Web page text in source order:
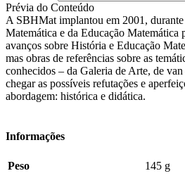
Prévia do Conteúdo
A SBHMat implantou em 2001,
Matemática e da Educação Matemática
avanços sobre História e Educação
mas obras de referências sobre as
conhecidos – da Galeria de Arte, de
chegar as possíveis refutações e
abordagem: histórica e didática.
Informações
Peso 145 g